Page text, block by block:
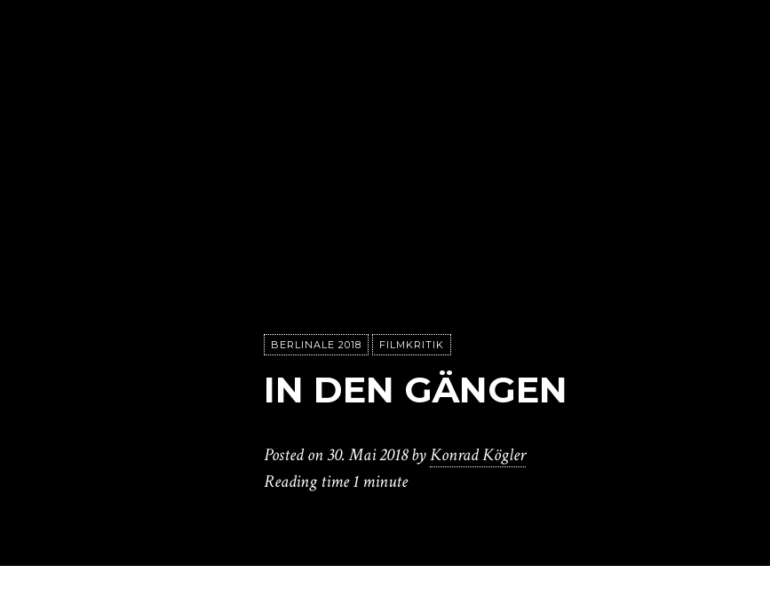
BERLINALE 2018 FILMKRITIK
IN DEN GÄNGEN
Posted on30. Mai 2018byKonrad Kögler
Reading time1 minute